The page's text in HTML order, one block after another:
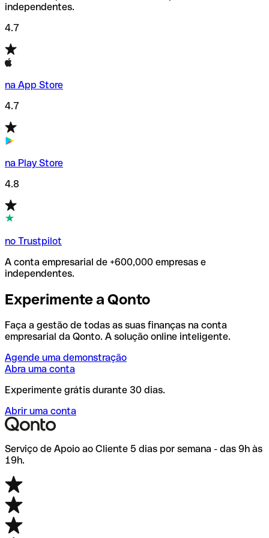
independentes.
4.7
na App Store
4.7
na Play Store
4.8
no Trustpilot
A conta empresarial de +600,000 empresas e
independentes.
Experimente a Qonto
Faça a gestão de todas as suas finanças na conta
empresarial da Qonto. A solução online inteligente.
Agende uma demonstração
Abra uma conta
Experimente grátis durante 30 dias.
Abrir uma conta
Serviço de Apoio ao Cliente 5 dias por semana - das 9h às
19h.